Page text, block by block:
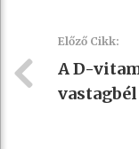
Előző Cikk:
A D-